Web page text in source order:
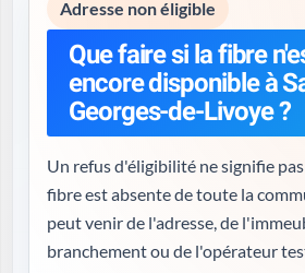
Adresse non éligible
Que faire si la fibre
encore disponible à
Georges-de-Livoye ?
Un refus d'éligibilité ne signifie
fibre est absente de toute la commune. Le
peut venir de l'adresse, de
branchement ou de l'opérateur